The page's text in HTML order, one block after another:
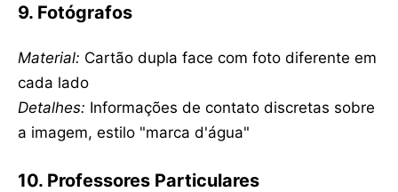
9. Fotógrafos
Material: Cartão dupla face com foto diferente em
cada lado
Detalhes: Informações de contato discretas sobre
a imagem, estilo "marca d'água"
10. Professores Particulares